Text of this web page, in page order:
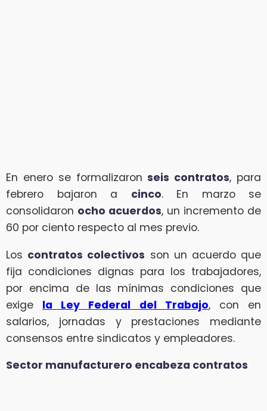
En enero se formalizaronseis contratos, para
febrero bajaron a cinco. En marzo se
consolidaron ocho acuerdos, un incremento de
60 por ciento respecto al mes previo.
Los contratos colectivos son un acuerdo que
fija condiciones dignas para los trabajadores,
por encima de las mínimas condiciones que
exige la Ley Federal del Trabajo, con en
salarios, jornadas y prestaciones mediante
consensos entre sindicatos y empleadores.
Sector manufacturero encabeza contratos